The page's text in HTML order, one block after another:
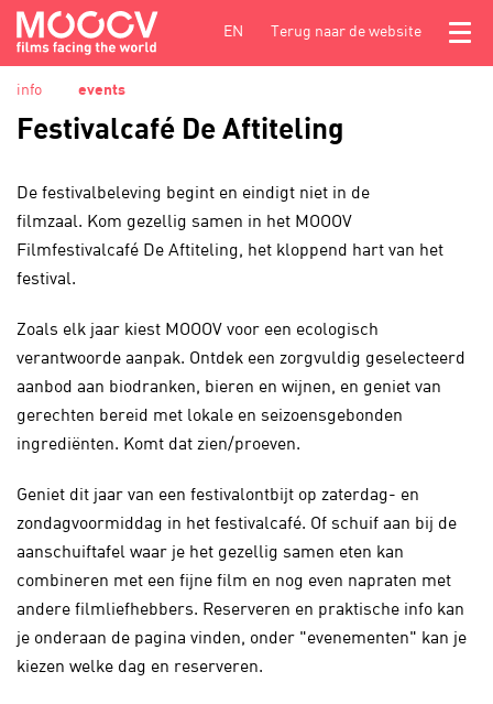
EN Terug naar de website Menu
info events
Festivalcafé De Aftiteling
De festivalbeleving begint en eindigt niet in de
filmzaal. Kom gezellig samen in het MOOOV
Filmfestivalcafé De Aftiteling, het kloppend hart van het
festival.
Zoals elk jaar kiest MOOOV voor een ecologisch
verantwoorde aanpak. Ontdek een zorgvuldig geselecteerd
aanbod aan biodranken, bieren en wijnen, en geniet van
gerechten bereid met lokale en seizoensgebonden
ingrediënten. Komt dat zien/proeven.
Geniet dit jaar van een festivalontbijt op zaterdag- en
zondagvoormiddag in het festivalcafé. Of schuif aan bij de
aanschuiftafel waar je het gezellig samen eten kan
combineren met een fijne film en nog even napraten met
andere filmliefhebbers. Reserveren en praktische info kan
je onderaan de pagina vinden, onder "evenementen" kan je
kiezen welke dag en reserveren.